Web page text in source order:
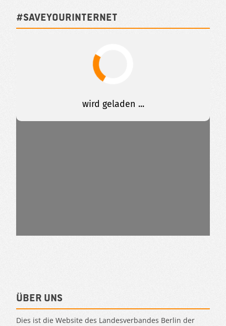
#SAVEYOURINTERNET
Über uns
Dies ist die Website des Landesverbandes Berlin der